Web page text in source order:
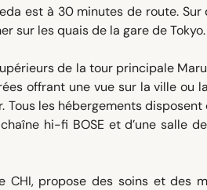
est à 30 minutes de route.
sur les quais de la gare de Tokyo.
de la tour principale
offrant une vue sur la ville ou
Tous les hébergements
chaîne hi-fi BOSE et d’une
CHI, propose des soins et des